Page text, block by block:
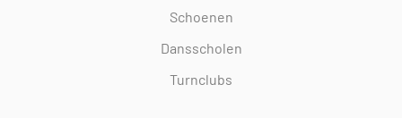
Schoenen
Dansscholen
Turnclubs